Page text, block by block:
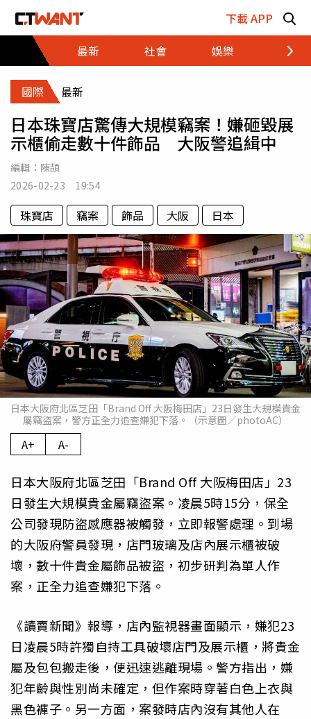
下載 APP
最新
社會 娛樂 財經
國際 最新
日本珠寶店驚傳大規模竊案！嫌砸毀展
示櫃偷走數十件飾品 大阪警追緝中
編輯： 陳頡
2026-02-23 19:54
珠寶店 竊案 飾品 大阪 日本
日本大阪府北區芝田「Brand Off 大阪梅田店」23日發生大規模貴金
屬竊盜案，警方正全力追查嫌犯下落。（示意圖／photoAC）
A+ A-
日本大阪府北區芝田「Brand Off 大阪梅田店」23
日發生大規模貴金屬竊盜案。凌晨5時15分，保全
公司發現防盜感應器被觸發，立即報警處理。到場
的大阪府警員發現，店門玻璃及店內展示櫃被破
壞，數十件貴金屬飾品被盜，初步研判為單人作
案，正全力追查嫌犯下落。
《讀賣新聞》報導，店內監視器畫面顯示，嫌犯23
日凌晨5時許獨自持工具破壞店門及展示櫃，將貴金
屬及包包搬走後，便迅速逃離現場。警方指出，嫌
犯年齡與性別尚未確定，但作案時穿著白色上衣與
黑色褲子。另一方面，案發時店內沒有其他人在